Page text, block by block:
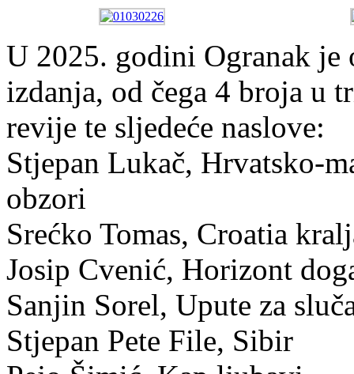
U 2025. godini Ogranak
izdanja, od čega 4 broja u
revije te sljedeće naslove:
Stjepan Lukač, Hrvatsko-
obzori
Srećko Tomas, Croatia
Josip Cvenić, Horizont
Sanjin Sorel, Upute za
Stjepan Pete File, Sibir